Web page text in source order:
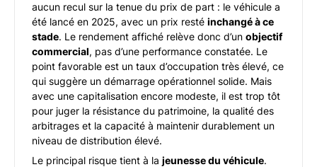
aucun recul sur la tenue du prix de part : le véhicule a
été lancé en 2025, avec un prix resté inchangé à ce
stade. Le rendement affiché relève donc d’un objectif
commercial, pas d’une performance constatée. Le
point favorable est un taux d’occupation très élevé, ce
qui suggère un démarrage opérationnel solide. Mais
avec une capitalisation encore modeste, il est trop tôt
pour juger la résistance du patrimoine, la qualité des
arbitrages et la capacité à maintenir durablement un
niveau de distribution élevé.
Le principal risque tient à la jeunesse du véhicule.